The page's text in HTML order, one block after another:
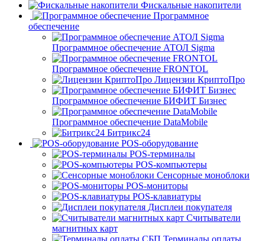
Фискальные накопители
Программное
обеспечение
Программное обеспечение АТОЛ Sigma
Программное обеспечение FRONTOL
Лицензии КриптоПро
Программное обеспечение БИФИТ Бизнес
Программное обеспечение DataMobile
Битрикс24
POS-оборудование
POS-терминалы
POS-компьютеры
Сенсорные моноблоки
POS-мониторы
POS-клавиатуры
Дисплеи покупателя
Считыватели
магнитных карт
Терминалы оплаты